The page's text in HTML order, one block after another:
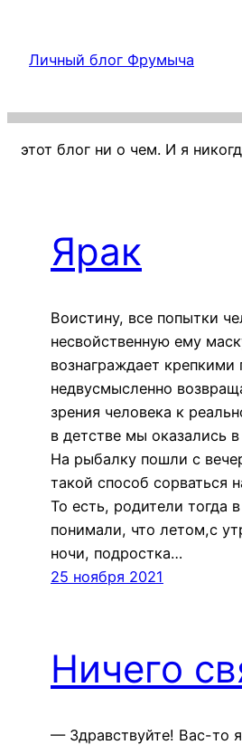
содержимому
Личный блог Фрумыча
этот блог ни о чем. И я
Ярак
Воистину, все попытки
несвойственную ему
вознаграждает крепкими
недвусмысленно
зрения человека к
в детстве мы оказались
На рыбалку пошли с
такой способ сорваться
То есть, родители тогда
понимали, что летом,с
ночи, подростка…
25 ноября 2021
Ничего
— Здравствуйте! Вас-то